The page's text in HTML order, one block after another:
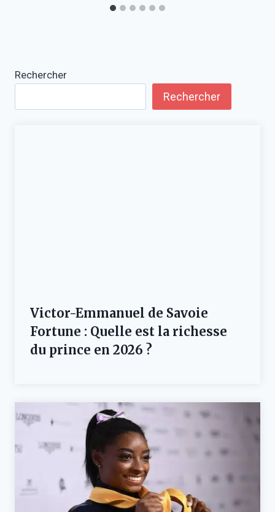
Rechercher
Rechercher
Victor-Emmanuel de Savoie
Fortune : Quelle est la richesse
du prince en 2026 ?